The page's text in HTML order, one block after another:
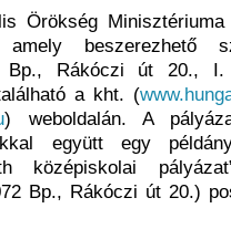
Örökség
beszerezhető
Bp., Rákóczi út 20.,
a kht. (
) weboldalán. A
együtt egy
középiskolai
Bp., Rákóczi út 20.)